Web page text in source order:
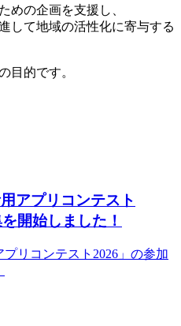
めの企画を支援し、
して地域の活性化に寄与する
目的です。
アプリコンテスト
開始しました！
プリコンテスト2026」の参加